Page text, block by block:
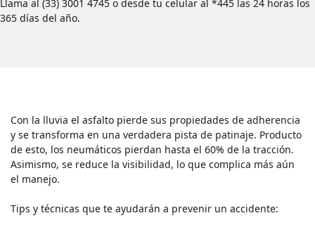
Llama al (33) 3001 4745 o desde tu celular al *445 las 24 horas los
365 días del año.
Con la lluvia el asfalto pierde sus propiedades de adherencia
y se transforma en una verdadera pista de patinaje. Producto
de esto, los neumáticos pierdan hasta el 60% de la tracción.
Asimismo, se reduce la visibilidad, lo que complica más aún
el manejo.
Tips y técnicas que te ayudarán a prevenir un accidente: